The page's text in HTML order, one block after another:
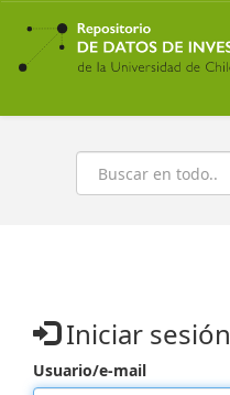
Ir
contenido
principal
Buscar
Iniciar sesión
Usuario/e-mail